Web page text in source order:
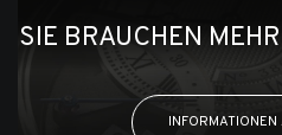
SIE BRAUCHEN